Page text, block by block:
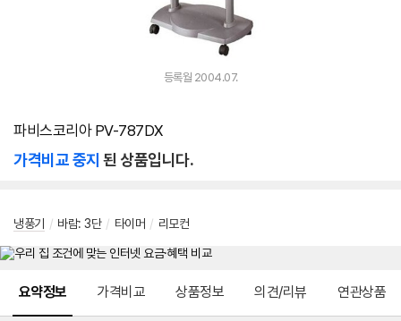
등록월 2004.07.
파비스코리아 PV-787DX
가격비교 중지 된 상품입니다.
냉풍기 / 바람: 3단 / 타이머 / 리모컨
요약정보 가격비교 상품정보 의견/리뷰 연관상품